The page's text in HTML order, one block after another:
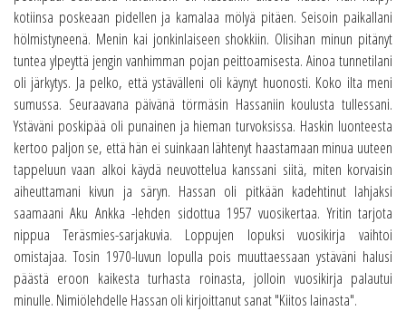
kotiinsa poskeaan pidellen ja kamalaa mölyä pitäen. Seisoin paikallani
hölmistyneenä. Menin kai jonkinlaiseen shokkiin. Olisihan minun pitänyt
tuntea ylpeyttä jengin vanhimman pojan peittoamisesta. Ainoa tunnetilani
oli järkytys. Ja pelko, että ystävälleni oli käynyt huonosti. Koko ilta meni
sumussa. Seuraavana päivänä törmäsin Hassaniin koulusta tullessani.
Ystäväni poskipää oli punainen ja hieman turvoksissa. Haskin luonteesta
kertoo paljon se, että hän ei suinkaan lähtenyt haastamaan minua uuteen
tappeluun vaan alkoi käydä neuvottelua kanssani siitä, miten korvaisin
aiheuttamani kivun ja säryn. Hassan oli pitkään kadehtinut lahjaksi
saamaani Aku Ankka -lehden sidottua 1957 vuosikertaa. Yritin tarjota
nippua Teräsmies-sarjakuvia. Loppujen lopuksi vuosikirja vaihtoi
omistajaa. Tosin 1970-luvun lopulla pois muuttaessaan ystäväni halusi
päästä eroon kaikesta turhasta roinasta, jolloin vuosikirja palautui
minulle. Nimiölehdelle Hassan oli kirjoittanut sanat "Kiitos lainasta".